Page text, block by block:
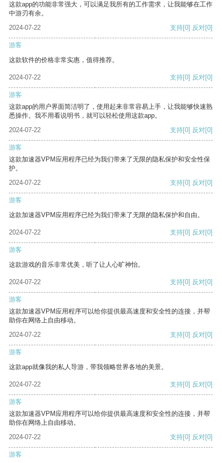
这款app的功能非常强大，可以满足我所有的工作需求，让我能够在工作
中游刃有余。
2024-07-22
支持[0] 反对[0]
游客
这款软件的价格非常实惠，值得推荐。
2024-07-22 支持[0] 反对[0]
游客
这款app的用户界面简洁明了，使用起来非常容易上手，让我能够快速熟
悉操作。我不用看说明书，就可以轻松使用这款app。
2024-07-22
支持[0] 反对[0]
游客
这款加速器VPM应用程序已经为我们带来了无限的隐私保护和安全性保
护。
2024-07-22
支持[0] 反对[0]
游客
这款加速器VPM应用程序已经为我们带来了无限的隐私保护和自由。
2024-07-22 支持[0] 反对[0]
游客
这款游戏的音乐非常优美，听了让人心旷神怡。
2024-07-22 支持[0] 反对[0]
游客
这款加速器VPM应用程序可以给你提供最高速度和安全性的连接，并帮
助你在网络上自由移动。
2024-07-22
支持[0] 反对[0]
游客
这款app就像我的私人导游，带我领略世界各地的美景。
2024-07-22 支持[0] 反对[0]
游客
这款加速器VPM应用程序可以给你提供最高速度和安全性的连接，并帮
助你在网络上自由移动。
2024-07-22
支持[0] 反对[0]
游客